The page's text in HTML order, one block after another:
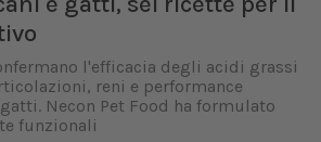
l'efficacia degli acidi grassi
reni e performance
Necon Pet Food ha formulato
funzionali